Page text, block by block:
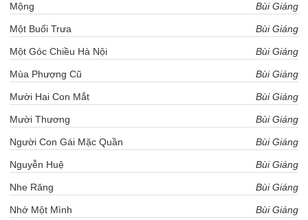
Mộng Bùi Giáng
Một Buổi Trưa Bùi Giáng
Một Góc Chiều Hà Nội Bùi Giáng
Mùa Phượng Cũ Bùi Giáng
Mười Hai Con Mắt Bùi Giáng
Mười Thương Bùi Giáng
Người Con Gái Mặc Quần Bùi Giáng
Nguyễn Huệ Bùi Giáng
Nhe Răng Bùi Giáng
Nhớ Một Mình Bùi Giáng